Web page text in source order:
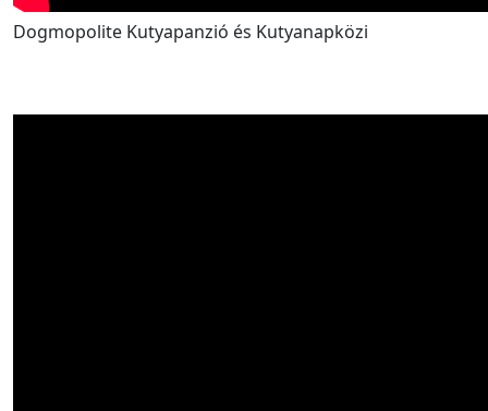
Dogmopolite Kutyapanzió és Kutyanapközi